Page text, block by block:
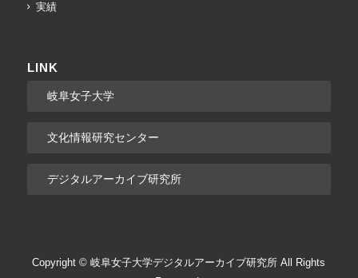
実績
LINK
岐阜女子大学
文化情報研究センター
デジタルアーカイブ研究所
Copyright © 岐阜女子大学デジタルアーカイブ研究所 All Rights